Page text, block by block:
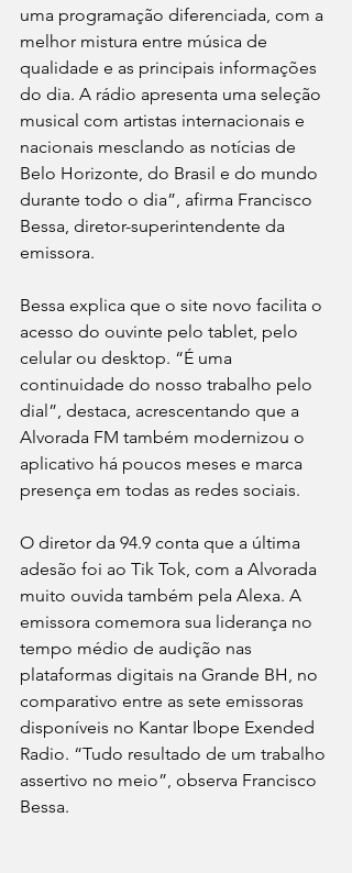
uma programação diferenciada, com a
melhor mistura entre música de
qualidade e as principais informações
do dia. A rádio apresenta uma seleção
musical com artistas internacionais e
nacionais mesclando as notícias de
Belo Horizonte, do Brasil e do mundo
durante todo o dia”, afirma Francisco
Bessa, diretor-superintendente da
emissora.
Bessa explica que o site novo facilita o
acesso do ouvinte pelo tablet, pelo
celular ou desktop. “É uma
continuidade do nosso trabalho pelo
dial”, destaca, acrescentando que a
Alvorada FM também modernizou o
aplicativo há poucos meses e marca
presença em todas as redes sociais.
O diretor da 94.9 conta que a última
adesão foi ao Tik Tok, com a Alvorada
muito ouvida também pela Alexa. A
emissora comemora sua liderança no
tempo médio de audição nas
plataformas digitais na Grande BH, no
comparativo entre as sete emissoras
disponíveis no Kantar Ibope Exended
Radio. “Tudo resultado de um trabalho
assertivo no meio”, observa Francisco
Bessa.